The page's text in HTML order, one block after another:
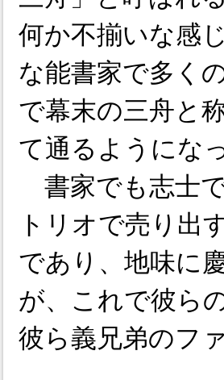
何か不揃いな感
な能書家で多く
で幕末の三舟と
て通るようにな
書家でも志士
トリオで売り出
であり、地味に
が、これで彼ら
彼ら義兄弟のフ